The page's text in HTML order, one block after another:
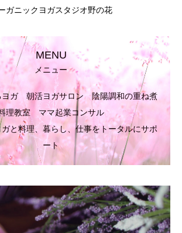
ガニックヨガスタジオ野の花
MENU
メニュー
ヨガ 朝活ヨガサロン 陰陽調和の重ね煮
理教室 ママ起業コンサル
と料理、暮らし、仕事をトータルにサポ
ート